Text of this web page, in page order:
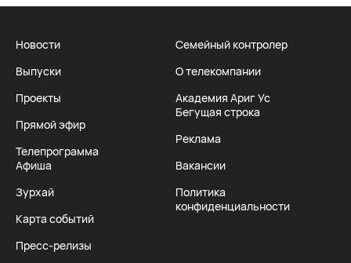
Новости
Выпуски
Проекты
Прямой эфир
Телепрограмма
Афиша
Зурхай
Карта событий
Пресс-релизы
Семейный контролер
О телекомпании
Академия Ариг Ус
Бегущая строка
Реклама
Вакансии
Политика
конфиденциальности